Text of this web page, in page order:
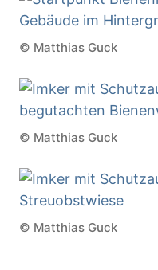
© Matthias Guck
© Matthias Guck
© Matthias Guck